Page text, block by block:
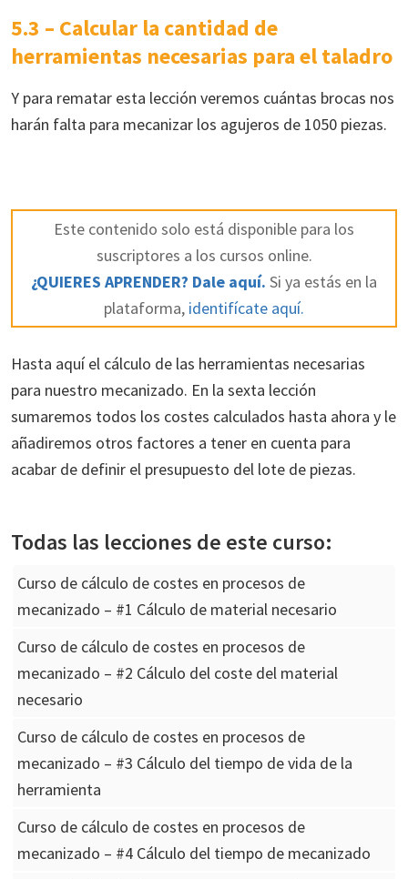
5.3 – Calcular la cantidad de
herramientas necesarias para el taladro
Y para rematar esta lección veremos cuántas brocas nos
harán falta para mecanizar los agujeros de 1050 piezas.
Este contenido solo está disponible para los
suscriptores a los cursos online.
¿QUIERES APRENDER? Dale aquí. Si ya estás en la
plataforma, identifícate aquí.
Hasta aquí el cálculo de las herramientas necesarias
para nuestro mecanizado. En la sexta lección
sumaremos todos los costes calculados hasta ahora y le
añadiremos otros factores a tener en cuenta para
acabar de definir el presupuesto del lote de piezas.
Todas las lecciones de este curso:
Curso de cálculo de costes en procesos de
mecanizado – #1 Cálculo de material necesario
Curso de cálculo de costes en procesos de
mecanizado – #2 Cálculo del coste del material
necesario
Curso de cálculo de costes en procesos de
mecanizado – #3 Cálculo del tiempo de vida de la
herramienta
Curso de cálculo de costes en procesos de
mecanizado – #4 Cálculo del tiempo de mecanizado